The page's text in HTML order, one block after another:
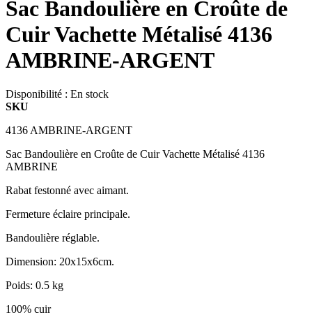
Sac Bandoulière en Croûte de
Cuir Vachette Métalisé 4136
AMBRINE-ARGENT
Disponibilité : En stock
SKU
4136 AMBRINE-ARGENT
Sac Bandoulière en Croûte de Cuir Vachette Métalisé 4136
AMBRINE
Rabat festonné avec aimant.
Fermeture éclaire principale.
Bandoulière réglable.
Dimension: 20x15x6cm.
Poids: 0.5 kg
100% cuir